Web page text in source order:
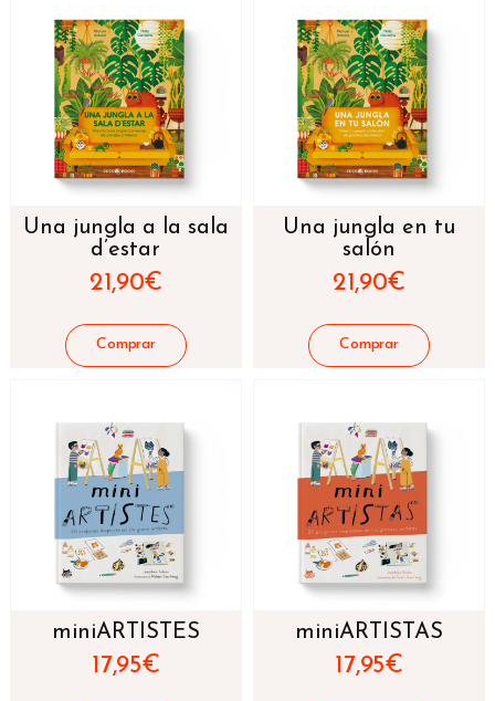
Una jungla a la sala
d’estar
21,90€
Una jungla en tu
salón
21,90€
miniARTISTES
17,95€
miniARTISTAS
17,95€